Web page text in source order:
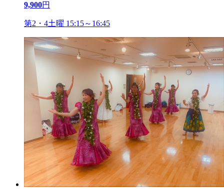
9,900円
第2・4土曜 15:15～16:45